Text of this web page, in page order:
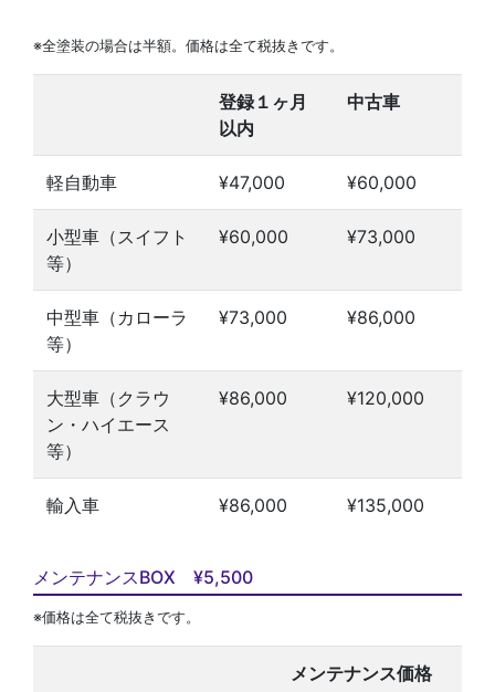
※全塗装の場合は半額。価格は全て税抜きです。
登録１ヶ月
以内
中古車
軽自動車 ¥47,000 ¥60,000
小型車（スイフト
等）
¥60,000 ¥73,000
中型車（カローラ
等）
¥73,000 ¥86,000
大型車（クラウ
ン・ハイエース
等）
¥86,000 ¥120,000
輸入車 ¥86,000 ¥135,000
メンテナンスBOX ¥5,500
※価格は全て税抜きです。
メンテナンス価格